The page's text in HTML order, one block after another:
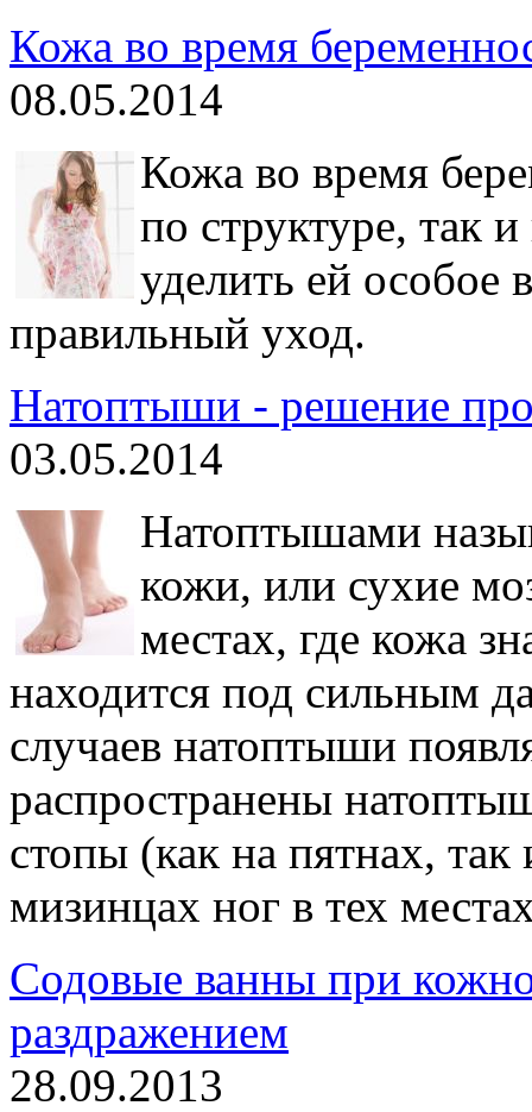
Кожа во время
08.05.2014
Кожа во время
по структуре, так
уделить ей особое
правильный уход.
Натоптыши - решение
03.05.2014
Натоптышами
кожи, или сухие
местах, где кожа
находится под сильным
случаев натоптыши
распространены
стопы (как на пятнах,
мизинцах ног в тех
Содовые ванны при
раздражением
28.09.2013